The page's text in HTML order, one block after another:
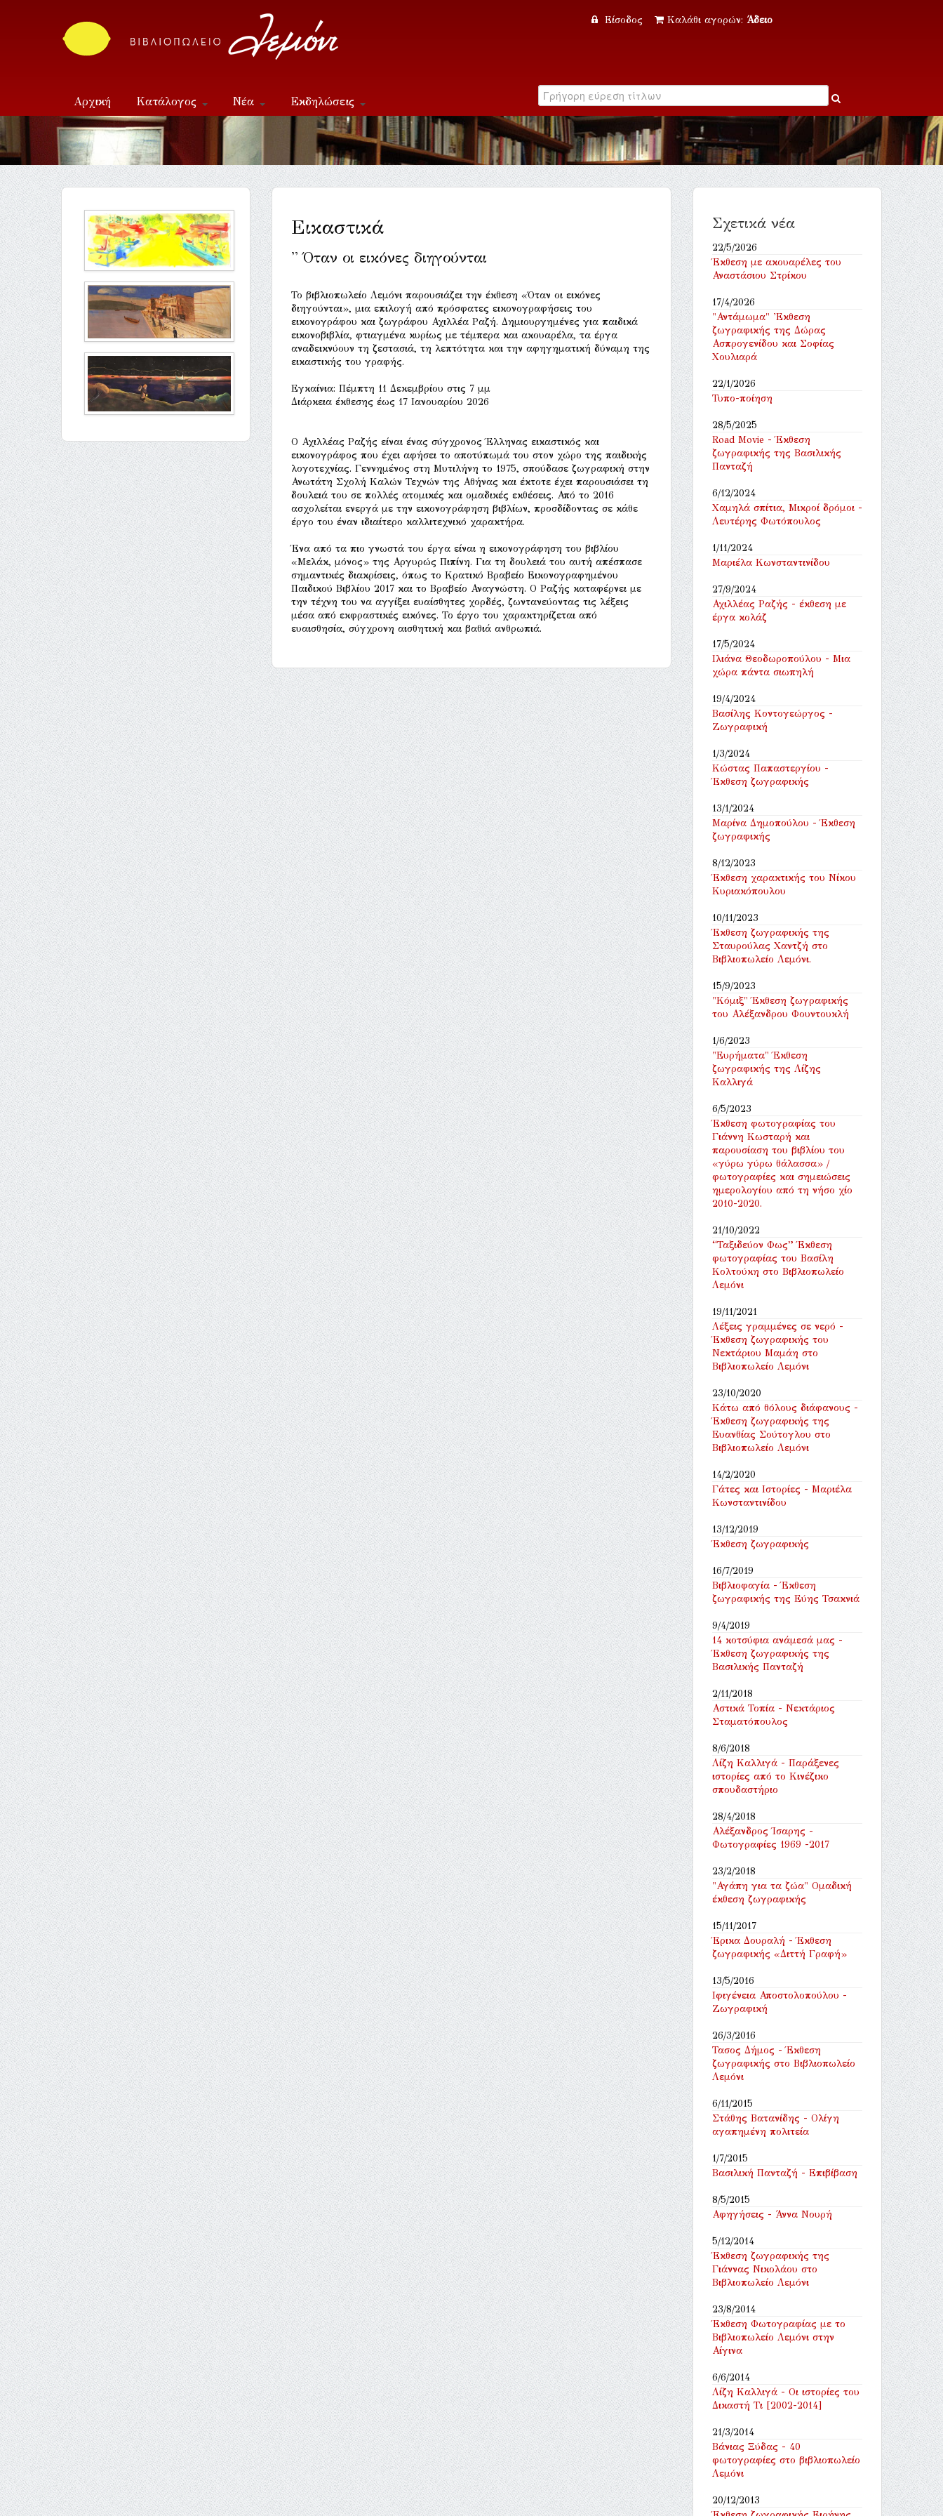
Είσοδος Καλάθι αγορών: Άδειο
Αρχική Κατάλογος Νέα Εκδηλώσεις
Επικοινωνία
Εικαστικά
'' Όταν οι εικόνες διηγούνται
Το βιβλιοπωλείο Λεμόνι παρουσιάζει την έκθεση «Όταν οι εικόνες
διηγούνται», μια επιλογή από πρόσφατες εικονογραφήσεις του
εικονογράφου και ζωγράφου Αχιλλέα Ραζή. Δημιουργημένες για παιδικά
εικονοβιβλία, φτιαγμένα κυρίως με τέμπερα και ακουαρέλα, τα έργα
αναδεικνύουν τη ζεστασιά, τη λεπτότητα και την αφηγηματική δύναμη της
εικαστικής του γραφής.
Εγκαίνια: Πέμπτη 11 Δεκεμβρίου στις 7 μμ
Διάρκεια έκθεσης έως 17 Ιανουαρίου 2026
Ο Αχιλλέας Ραζής είναι ένας σύγχρονος Έλληνας εικαστικός και
εικονογράφος που έχει αφήσει το αποτύπωμά του στον χώρο της παιδικής
λογοτεχνίας. Γεννημένος στη Μυτιλήνη το 1975, σπούδασε ζωγραφική στην
Ανωτάτη Σχολή Καλών Τεχνών της Αθήνας και έκτοτε έχει παρουσιάσει τη
δουλειά του σε πολλές ατομικές και ομαδικές εκθέσεις. Από το 2016
ασχολείται ενεργά με την εικονογράφηση βιβλίων, προσδίδοντας σε κάθε
έργο του έναν ιδιαίτερο καλλιτεχνικό χαρακτήρα.
Ένα από τα πιο γνωστά του έργα είναι η εικονογράφηση του βιβλίου
«Μελάκ, μόνος» της Αργυρώς Πιπίνη. Για τη δουλειά του αυτή απέσπασε
σημαντικές διακρίσεις, όπως το Κρατικό Βραβείο Εικονογραφημένου
Παιδικού Βιβλίου 2017 και το Βραβείο Αναγνώστη. Ο Ραζής καταφέρνει με
την τέχνη του να αγγίξει ευαίσθητες χορδές, ζωντανεύοντας τις λέξεις
μέσα από εκφραστικές εικόνες. Το έργο του χαρακτηρίζεται από
ευαισθησία, σύγχρονη αισθητική και βαθιά ανθρωπιά.
Σχετικά νέα
22/5/2026
Έκθεση με ακουαρέλες του
Αναστάσιου Στρίκου
17/4/2026
"Αντάμωμα" 'Εκθεση
ζωγραφικής της Δώρας
Ασπρογενίδου και Σοφίας
Χουλιαρά
22/1/2026
Τυπο-ποίηση
28/5/2025
Road Movie - Έκθεση
ζωγραφικής της Βασιλικής
Πανταζή
6/12/2024
Χαμηλά σπίτια, Μικροί δρόμοι -
Λευτέρης Φωτόπουλος
1/11/2024
Μαριέλα Κωνσταντινίδου
27/9/2024
Αχιλλέας Ραζής - έκθεση με
έργα κολάζ
17/5/2024
Ιλιάνα Θεοδωροπούλου - Μια
χώρα πάντα σιωπηλή
19/4/2024
Βασίλης Κοντογεώργος -
Ζωγραφική
1/3/2024
Κώστας Παπαστεργίου -
Έκθεση ζωγραφικής
13/1/2024
Μαρίνα Δημοπούλου - Έκθεση
ζωγραφικής
8/12/2023
Έκθεση χαρακτικής του Νίκου
Κυριακόπουλου
10/11/2023
Έκθεση ζωγραφικής της
Σταυρούλας Χαντζή στο
Βιβλιοπωλείο Λεμόνι.
15/9/2023
"Κόμιξ" Έκθεση ζωγραφικής
του Αλέξανδρου Φουντουκλή
1/6/2023
"Ευρήματα" Έκθεση
ζωγραφικής της Λίζης
Καλλιγά
6/5/2023
Έκθεση φωτογραφίας του
Γιάννη Κωσταρή και
παρουσίαση του βιβλίου του
«γύρω γύρω θάλασσα» /
φωτογραφίες και σημειώσεις
ημερολογίου από τη νήσο χίο
2010-2020.
21/10/2022
“Ταξιδεύον Φως” Έκθεση
φωτογραφίας του Βασίλη
Κολτούκη στο Βιβλιοπωλείο
Λεμόνι
19/11/2021
Λέξεις γραμμένες σε νερό -
Έκθεση ζωγραφικής του
Νεκτάριου Μαμάη στο
Βιβλιοπωλείο Λεμόνι
23/10/2020
Κάτω από θόλους διάφανους -
Έκθεση ζωγραφικής της
Ευανθίας Σούτογλου στο
Βιβλιοπωλείο Λεμόνι
14/2/2020
Γάτες και Ιστορίες - Μαριέλα
Κωνσταντινίδου
13/12/2019
Έκθεση ζωγραφικής
16/7/2019
Βιβλιοφαγία - Έκθεση
ζωγραφικής της Εύης Τσακνιά
9/4/2019
14 κοτσύφια ανάμεσά μας -
Έκθεση ζωγραφικής της
Βασιλικής Πανταζή
2/11/2018
Αστικά Τοπία - Νεκτάριος
Σταματόπουλος
8/6/2018
Λίζη Καλλιγά - Παράξενες
ιστορίες από το Κινέζικο
σπουδαστήριο
28/4/2018
Αλέξανδρος Ίσαρης -
Φωτογραφίες 1969 -2017
23/2/2018
"Αγάπη για τα ζώα" Ομαδική
έκθεση ζωγραφικής
15/11/2017
Έρικα Δουραλή - Έκθεση
ζωγραφικής «Διττή Γραφή»
13/5/2016
Ιφιγένεια Αποστολοπούλου -
Ζωγραφική
26/3/2016
Τασος Δήμος - Έκθεση
ζωγραφικής στο Βιβλιοπωλείο
Λεμόνι
6/11/2015
Στάθης Βατανίδης - Ολίγη
αγαπημένη πολιτεία
1/7/2015
Βασιλική Πανταζή - Επιβίβαση
8/5/2015
Αφηγήσεις - Άννα Νουρή
5/12/2014
Έκθεση ζωγραφικής της
Γιάννας Νικολάου στο
Βιβλιοπωλείο Λεμόνι
23/8/2014
Έκθεση Φωτογραφίας με το
Βιβλιοπωλείο Λεμόνι στην
Αίγινα
6/6/2014
Λίζη Καλλιγά - Οι ιστορίες του
Δικαστή Τι [2002-2014]
21/3/2014
Βάνιας Ξύδας - 40
φωτογραφίες στο βιβλιοπωλείο
Λεμόνι
20/12/2013